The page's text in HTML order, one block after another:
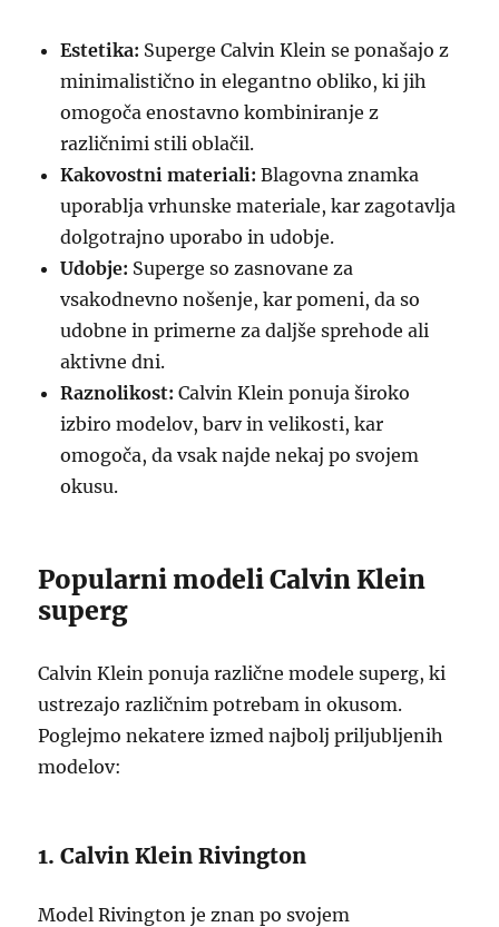
Estetika: Superge Calvin Klein se ponašajo z
minimalistično in elegantno obliko, ki jih
omogoča enostavno kombiniranje z
različnimi stili oblačil.
Kakovostni materiali: Blagovna znamka
uporablja vrhunske materiale, kar zagotavlja
dolgotrajno uporabo in udobje.
Udobje: Superge so zasnovane za
vsakodnevno nošenje, kar pomeni, da so
udobne in primerne za daljše sprehode ali
aktivne dni.
Raznolikost: Calvin Klein ponuja široko
izbiro modelov, barv in velikosti, kar
omogoča, da vsak najde nekaj po svojem
okusu.
Popularni modeli Calvin Klein
superg
Calvin Klein ponuja različne modele superg, ki
ustrezajo različnim potrebam in okusom.
Poglejmo nekatere izmed najbolj priljubljenih
modelov:
1. Calvin Klein Rivington
Model Rivington je znan po svojem